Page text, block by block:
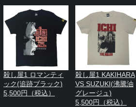
殺し屋1 ロマンティ
ック(追跡ブラック)
5,500円（税込）
殺し屋1 KAKIHARA
VS SUZUKI(沸騰油
グレージュ)
5,500円（税込）